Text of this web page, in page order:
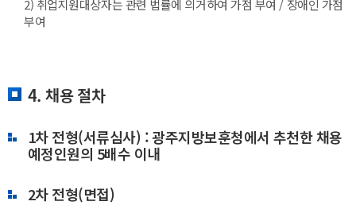
2) 취업지원대상자는 관련 법률에 의거하여 가점 부여 / 장애인 가점
부여
4. 채용 절차
1차 전형(서류심사) : 광주지방보훈청에서 추천한 채용
예정인원의 5배수 이내
2차 전형(면접)